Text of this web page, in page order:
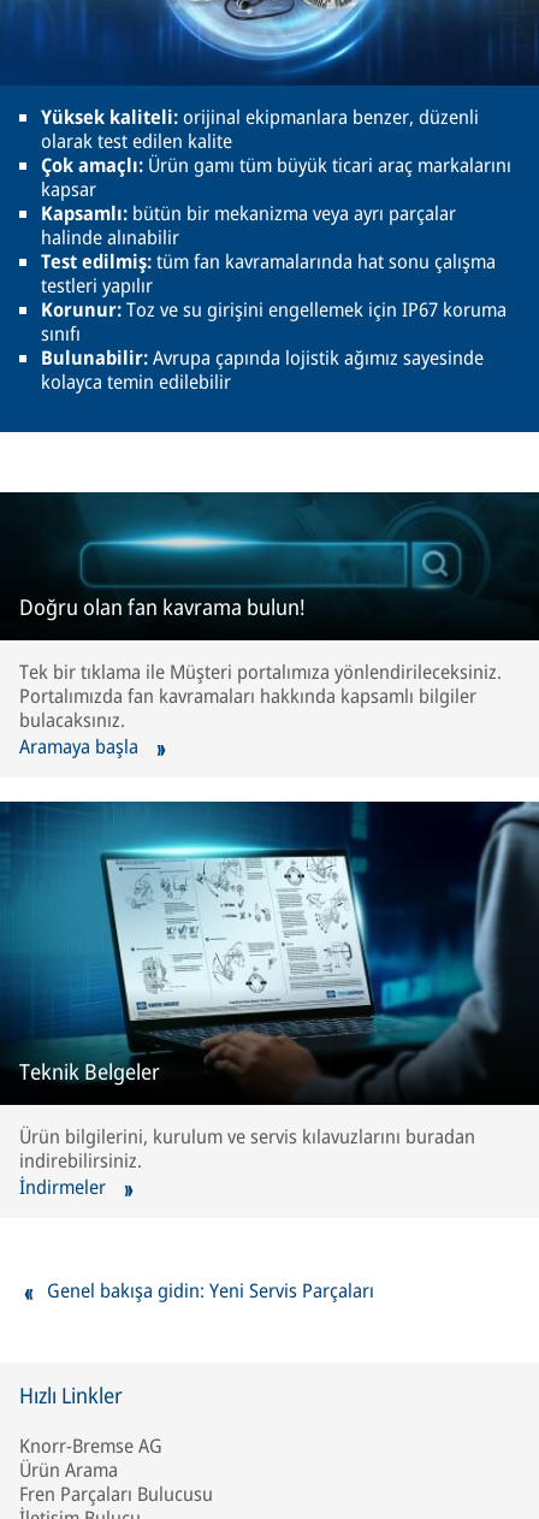
Yüksek kaliteli:orijinal ekipmanlara benzer, düzenli
olarak test edilen kalite
Çok amaçlı: Ürün gamı tüm büyük ticari araç markalarını
kapsar
Kapsamlı: bütün bir mekanizma veya ayrı parçalar
halinde alınabilir
Test edilmiş:tüm fan kavramalarında hat sonu çalışma
testleri yapılır
Korunur:Toz ve su girişini engellemek için IP67 koruma
sınıfı
Bulunabilir:Avrupa çapında lojistik ağımız sayesinde
kolayca temin edilebilir
Doğru olan fan kavrama bulun!
Tek bir tıklama ile Müşteri portalımıza yönlendirileceksiniz.
Portalımızda fan kavramaları hakkında kapsamlı bilgiler
bulacaksınız.
Aramaya başla
Teknik Belgeler
Ürün bilgilerini, kurulum ve servis kılavuzlarını buradan
indirebilirsiniz.
İndirmeler
Genel bakışa gidin: Yeni Servis Parçaları
Hızlı Linkler
Knorr-Bremse AG
Ürün Arama
Fren Parçaları Bulucusu